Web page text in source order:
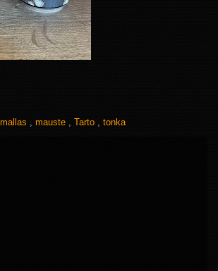
mallas , mauste , Tarto , tonka